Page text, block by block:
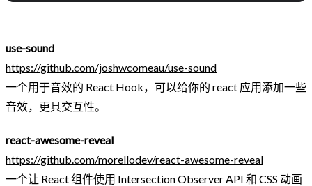
use-sound
https://github.com/joshwcomeau/use-sound
一个用于音效的 React Hook，可以给你的 react 应用添加一些
音效，更具交互性。
react-awesome-reveal
https://github.com/morellodev/react-awesome-reveal
一个让 React 组件使用 Intersection Observer API 和 CSS 动画